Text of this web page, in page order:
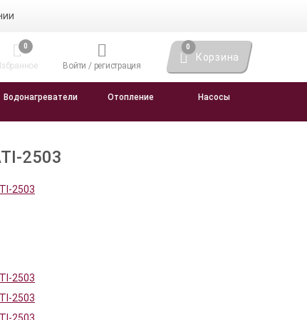
0
Войти / регистрация
0
Корзина
Водонагреватели Отопление Насосы
2503